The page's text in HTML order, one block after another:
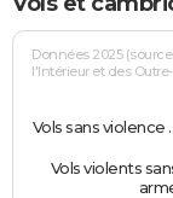
Données 2025
l'Intérieur et des
Vols sans violence
Vols violents